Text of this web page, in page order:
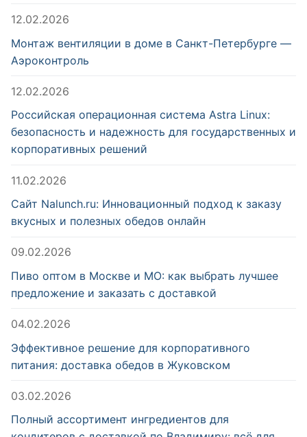
12.02.2026
Монтаж вентиляции в доме в Санкт-Петербурге —
Аэроконтроль
12.02.2026
Российская операционная система Astra Linux:
безопасность и надежность для государственных и
корпоративных решений
11.02.2026
Сайт Nalunch.ru: Инновационный подход к заказу
вкусных и полезных обедов онлайн
09.02.2026
Пиво оптом в Москве и МО: как выбрать лучшее
предложение и заказать с доставкой
04.02.2026
Эффективное решение для корпоративного
питания: доставка обедов в Жуковском
03.02.2026
Полный ассортимент ингредиентов для